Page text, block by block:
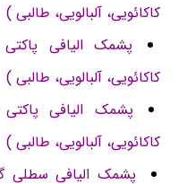
کاکائویی، آلبالویی، طالبی )
کاکائویی، آلبالویی، طالبی )
کاکائویی، آلبالویی، طالبی )